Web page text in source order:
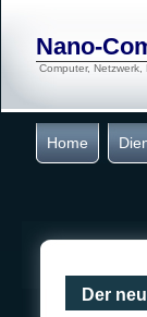
Nano-
Computer,
Home
Der